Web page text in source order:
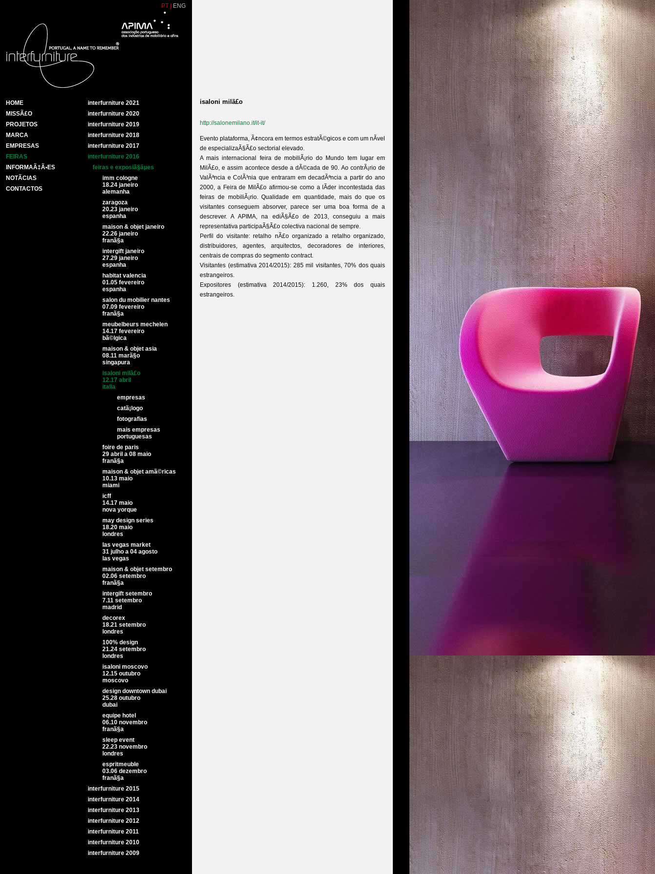
PT ENG
HOME
MISSÃ£O
PROJETOS
MARCA
EMPRESAS
FEIRAS
INFORMAÃ‡Ã•ES
NOTÃ­CIAS
CONTACTOS
interfurniture 2021
interfurniture 2020
interfurniture 2019
interfurniture 2018
interfurniture 2017
interfurniture 2016
feiras e exposiã§ãµes
imm cologne
18.24 janeiro
alemanha
zaragoza
20.23 janeiro
espanha
maison & objet janeiro
22.26 janeiro
franã§a
intergift janeiro
27.29 janeiro
espanha
habitat valencia
01.05 fevereiro
espanha
salon du mobilier nantes
07.09 fevereiro
franã§a
meubelbeurs mechelen
14.17 fevereiro
bã©lgica
maison & objet asia
08.11 marã§o
singapura
isaloni milã£o
12.17 abril
italia
empresas
catã¡logo
fotografias
mais empresas
portuguesas
foire de paris
29 abril a 08 maio
franã§a
maison & objet amã©ricas
10.13 maio
miami
icff
14.17 maio
nova yorque
may design series
18.20 maio
londres
las vegas market
31 julho a 04 agosto
las vegas
maison & objet setembro
02.06 setembro
franã§a
intergift setembro
7.11 setembro
madrid
decorex
18.21 setembro
londres
100% design
21.24 setembro
londres
isaloni moscovo
12.15 outubro
moscovo
design downtown dubai
25.28 outubro
dubai
equipe hotel
06.10 novembro
franã§a
sleep event
22.23 novembro
londres
espritmeuble
03.06 dezembro
franã§a
interfurniture 2015
interfurniture 2014
interfurniture 2013
interfurniture 2012
interfurniture 2011
interfurniture 2010
interfurniture 2009
isaloni milã£o
http://salonemilano.it/it-it/
Evento plataforma, Ã¢ncora em termos estratÃ©gicos e com um nÃ­vel
de especializaÃ§Ã£o sectorial elevado.
A mais internacional feira de mobiliÃ¡rio do Mundo tem lugar em
MilÃ£o, e assim acontece desde a dÃ©cada de 90. Ao contrÃ¡rio de
ValÃªncia e ColÃ³nia que entraram em decadÃªncia a partir do ano
2000, a Feira de MilÃ£o afirmou-se como a lÃ­der incontestada das
feiras de mobiliÃ¡rio. Qualidade em quantidade, mais do que os
visitantes conseguem absorver, parece ser uma boa forma de a
descrever. A APIMA, na ediÃ§Ã£o de 2013, conseguiu a mais
representativa participaÃ§Ã£o colectiva nacional de sempre.
Perfil do visitante: retalho nÃ£o organizado a retalho organizado,
distribuidores, agentes, arquitectos, decoradores de interiores,
centrais de compras do segmento contract.
Visitantes (estimativa 2014/2015): 285 mil visitantes, 70% dos quais
estrangeiros.
Expositores (estimativa 2014/2015): 1.260, 23% dos quais
estrangeiros.